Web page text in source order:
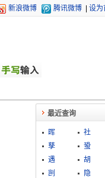
新浪微博 腾讯微博 设为
最近查询
晖 社
孳
蛩
遇
胡
剀
隐